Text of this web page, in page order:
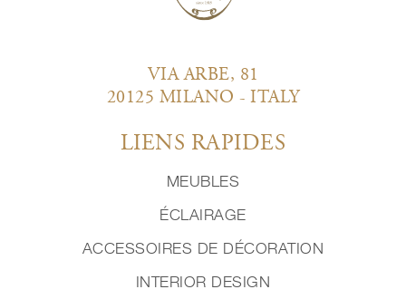
VIA ARBE, 81
20125 MILANO - ITALY
LIENS RAPIDES
MEUBLES
ÉCLAIRAGE
ACCESSOIRES DE DÉCORATION
INTERIOR DESIGN